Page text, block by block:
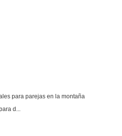
para parejas en la montaña
d...